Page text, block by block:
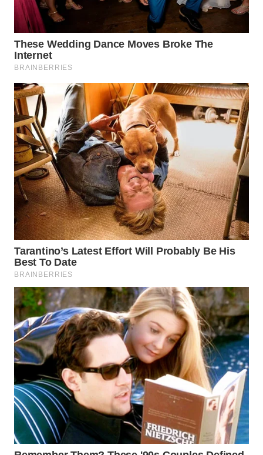
WN
BEKASI
WN
BOGOR
WN
DEPOK
WN
TAPANULI
UTARA
WN
SAMOSIR
WN
PADANG
LAWAS
WN
SUMEDANG
WN
CIANJUR
WN
KEPULAUAN
SERIBU
WN